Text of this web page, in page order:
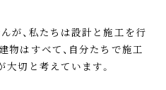
が、私たちは設計と施工を行
物はすべて、自分たちで施工
大切と考えています。